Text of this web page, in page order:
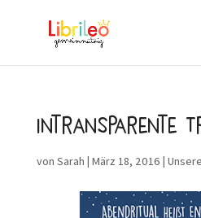
Intransparente
von Sarah | März 18, 2016 |